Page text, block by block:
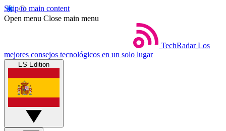
Skip to main content
Open menu Close main menu
TechRadar Los
mejores consejos tecnológicos en un solo lugar
ES Edition